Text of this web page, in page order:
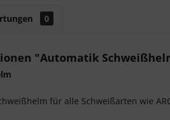
0
"Automatik
für alle Schweißarten wie